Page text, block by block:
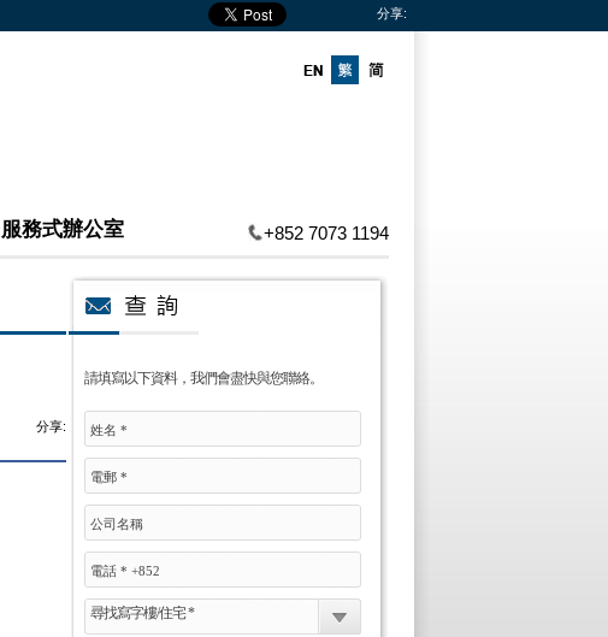
分享:
服務式辦公室 +852 7073 1194
請填寫以下資料，我們會盡快與您聯絡。
尋找寫字樓/住宅 *
分享: